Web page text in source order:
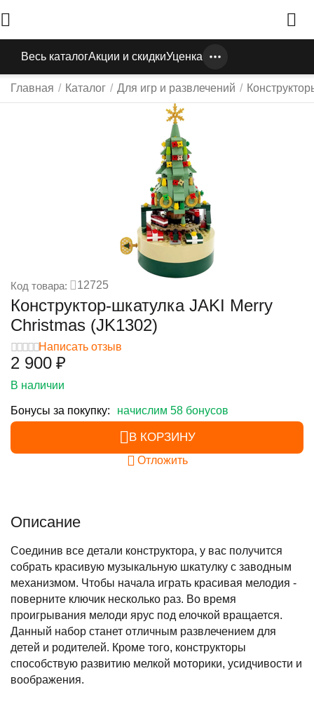
Весь каталогАкции и скидкиУценка
Главная / Каталог / Для игр и развлечений /
Код товара: 12725
Конструктор-шкатулка JAKI Merry
Christmas (JK1302)
Написать отзыв
2 900 ₽
В наличии
Бонусы за покупку: начислим 58 бонусов
В КОРЗИНУ
Отложить
Описание
Соединив все детали конструктора, у вас получится
собрать красивую музыкальную шкатулку с заводным
механизмом. Чтобы начала играть красивая мелодия -
поверните ключик несколько раз. Во время
проигрывания мелоди ярус под елочкой вращается.
Данный набор станет отличным развлечением для
детей и родителей. Кроме того, конструкторы
способствую развитию мелкой моторики, усидчивости и
воображения.